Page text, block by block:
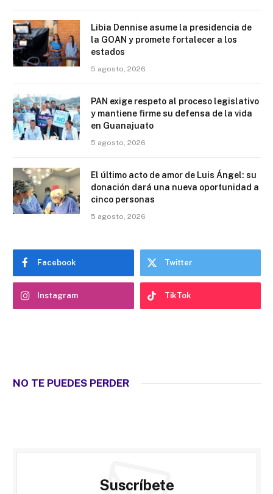
Libia Dennise asume la presidencia de
la GOAN y promete fortalecer a los
estados
5 agosto, 2026
PAN exige respeto al proceso legislativo
y mantiene firme su defensa de la vida
en Guanajuato
5 agosto, 2026
El último acto de amor de Luis Ángel: su
donación dará una nueva oportunidad a
cinco personas
5 agosto, 2026
Facebook Twitter
Instagram TikTok
NO TE PUEDES PERDER
Suscríbete